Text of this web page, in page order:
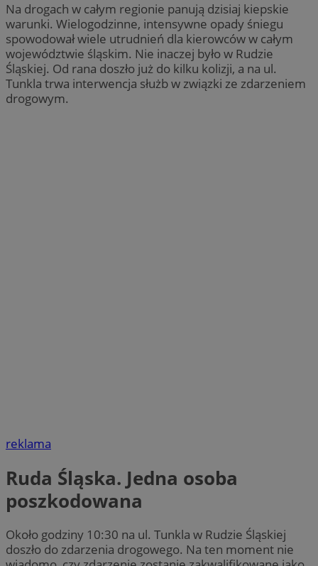
Na drogach w całym regionie panują dzisiaj kiepskie
warunki. Wielogodzinne, intensywne opady śniegu
spowodował wiele utrudnień dla kierowców w całym
województwie śląskim. Nie inaczej było w Rudzie
Śląskiej. Od rana doszło już do kilku kolizji, a na ul.
Tunkla trwa interwencja służb w związki ze zdarzeniem
drogowym.
reklama
Ruda Śląska. Jedna osoba
poszkodowana
Około godziny 10:30 na ul. Tunkla w Rudzie Śląskiej
doszło do zdarzenia drogowego. Na ten moment nie